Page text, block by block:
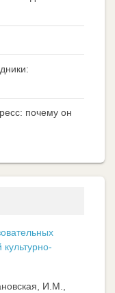
почему он
И.М.,